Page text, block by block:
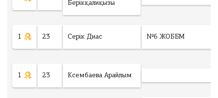
Берікқалиқызы
1 23 Серік Диас №6 ЖОББМ
1 23 Ксембаева Арайлым